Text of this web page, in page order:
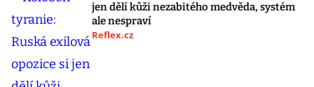
jen dělí kůži nezabitého medvěda, systém
ale nespraví
Reflex.cz